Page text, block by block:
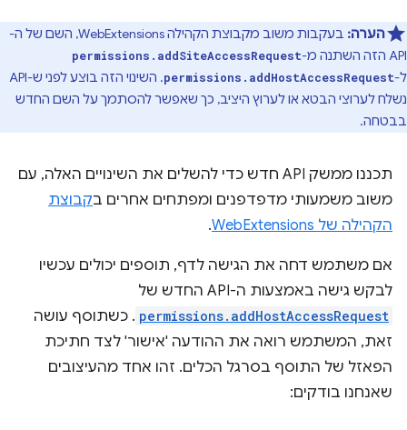
הערה:
בעקבות משוב מקבוצת הקהילה WebExtensions, השם של ה-
API הזה השתנה מ-
permissions.addSiteAccessRequest
ל-permissions.addHostAccessRequest
. השינוי הזה בוצע לפני ש-API
נשלח לערוצי הבטא או לערוץ היציב, כך שאפשר להסתמך על השם החדש
בבטחה.
תכננו ממשק API חדש כדי להשלים את השינויים האלה, עם
משוב משמעותי מדפדפנים ומפתחים אחרים בקבוצת
הקהילה של WebExtensions
.
אם משתמש דחה את הגישה לדף, תוספים יכולים עכשיו
לבקש גישה באמצעות ה-API החדש של
permissions.addHostAccessRequest . כשתוסף עושה
זאת, המשתמש רואה את ההודעה 'אישור' לצד חתיכת
הפאזל של התוסף בסרגל הכלים. זהו אחד מהעיצובים
שאנחנו בודקים: